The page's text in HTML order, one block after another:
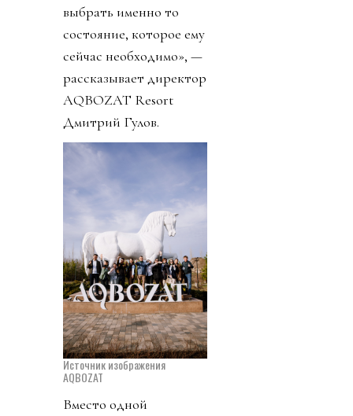
выбрать именно то
состояние, которое ему
сейчас необходимо», —
рассказывает директор
AQBOZAT Resort
Дмитрий Гулов.
Источник изображения
AQBOZAT
Вместо одной